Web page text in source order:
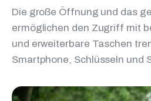
Die große Öffnung und das
ermöglichen den Zugriff mit
und erweiterbare Taschen
Smartphone, Schlüsseln und